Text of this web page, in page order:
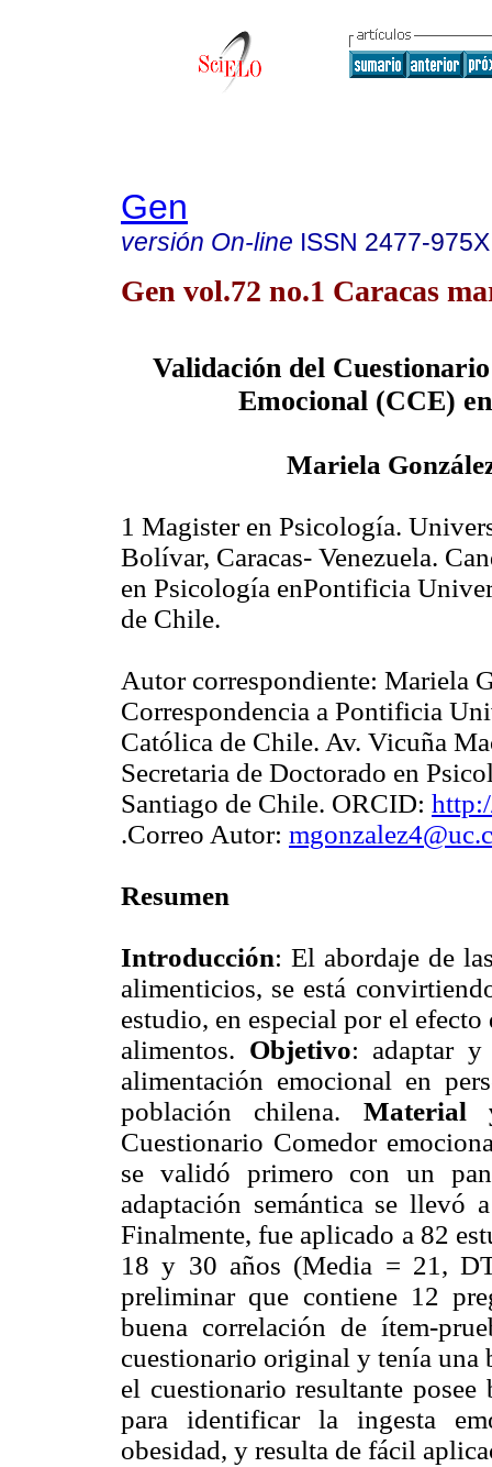
Gen
versión On-line ISSN 2477-975X
Gen vol.72 no.1 Caracas
Validación del
Emocional (CCE)
Mariela
1 Magister en Psicología.
Bolívar, Caracas- Venezuela.
en Psicología enPontificia
de Chile.
Autor correspondiente: Mariela
Correspondencia a Pontificia
Católica de Chile. Av. Vicuña
Secretaria de Doctorado en
Santiago de Chile. ORCID:
.Correo Autor:
Resumen
Introducción: El abordaje de
alimenticios, se está
estudio, en especial por el
alimentos. Objetivo: adaptar y
alimentación emocional en
población chilena. Material
Cuestionario Comedor
se validó primero con un
adaptación semántica se llevó
Finalmente, fue aplicado a 82
18 y 30 años (Media = 21,
preliminar que contiene 12
buena correlación de ítem-
cuestionario original y tenía una
el cuestionario resultante
para identificar la ingesta
obesidad, y resulta de fácil